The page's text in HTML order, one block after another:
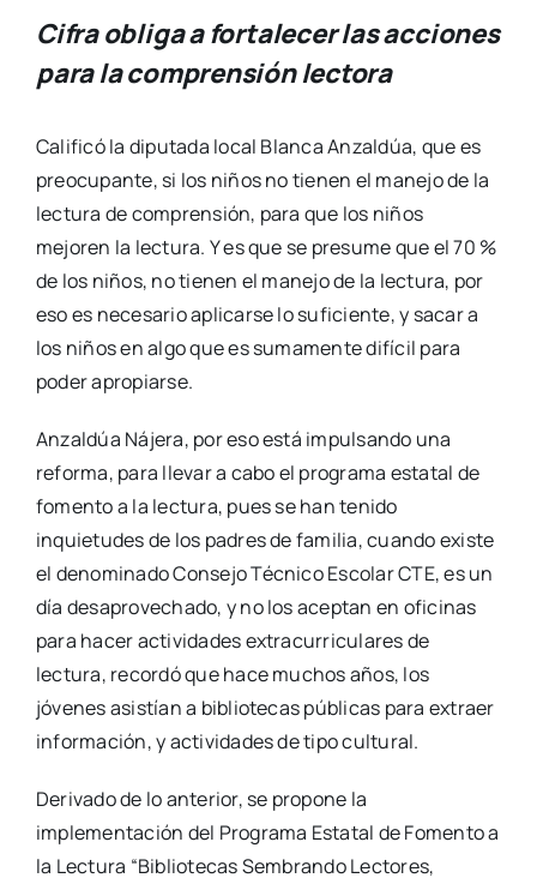
Cifra obliga a fortalecer las acciones
para la comprensión lectora
Calificó la diputada local Blanca Anzaldúa, que es
preocupante, si los niños no tienen el manejo de la
lectura de comprensión, para que los niños
mejoren la lectura. Y es que se presume que el 70 %
de los niños, no tienen el manejo de la lectura, por
eso es necesario aplicarse lo suficiente, y sacar a
los niños en algo que es sumamente difícil para
poder apropiarse.
Anzaldúa Nájera, por eso está impulsando una
reforma, para llevar a cabo el programa estatal de
fomento a la lectura, pues se han tenido
inquietudes de los padres de familia, cuando existe
el denominado Consejo Técnico Escolar CTE, es un
día desaprovechado, y no los aceptan en oficinas
para hacer actividades extracurriculares de
lectura, recordó que hace muchos años, los
jóvenes asistían a bibliotecas públicas para extraer
información, y actividades de tipo cultural.
Derivado de lo anterior, se propone la
implementación del Programa Estatal de Fomento a
la Lectura “Bibliotecas Sembrando Lectores,